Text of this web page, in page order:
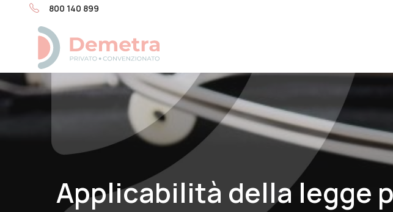
800 140 899
Applicabilità della legge